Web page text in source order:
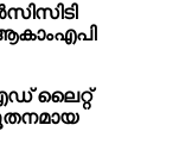
സിസിടി
എപി
ലൈറ്റ്